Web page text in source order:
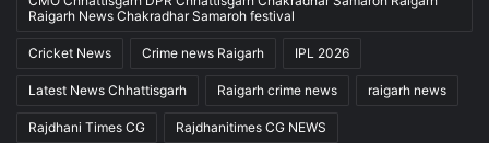
Raigarh News Chakradhar Samaroh festival
Cricket News Crime news Raigarh IPL 2026
Latest News Chhattisgarh Raigarh crime news raigarh news
Rajdhani Times CG Rajdhanitimes CG NEWS